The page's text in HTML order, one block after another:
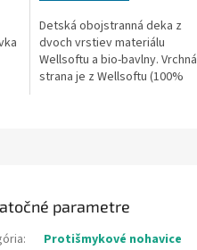
Detská obojstranná deka z
dvoch vrstiev materiálu
Wellsoftu a bio-bavlny. Vrchná
strana je z Wellsoftu (100%
parametre
:
Protišmykové nohavice